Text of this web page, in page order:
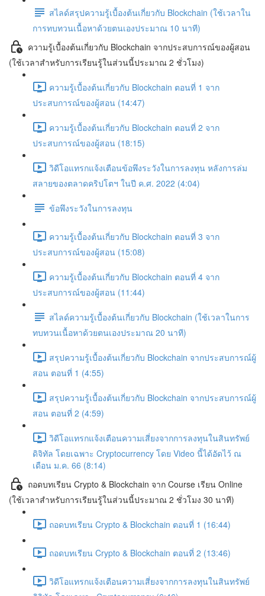
สไลด์สรุปความรู้เบื้องต้นเกี่ยวกับ Blockchain (ใช้เวลาใน
การทบทวนเนื้อหาด้วยตนเองประมาณ 10 นาที)
ความรู้เบื้องต้นเกี่ยวกับ Blockchain จากประสบการณ์ของผู้สอน
(ใช้เวลาสำหรับการเรียนรู้ในส่วนนี้ประมาณ 2 ชั่วโมง)
ความรู้เบื้องต้นเกี่ยวกับ Blockchain ตอนที่ 1 จาก
ประสบการณ์ของผู้สอน (14:47)
ความรู้เบื้องต้นเกี่ยวกับ Blockchain ตอนที่ 2 จาก
ประสบการณ์ของผู้สอน (18:15)
วิดีโอแทรกแจ้งเตือนข้อพึงระวังในการลงทุน หลังการล่ม
สลายของตลาดคริปโตฯ ในปี ค.ศ. 2022 (4:04)
ข้อพึงระวังในการลงทุน
ความรู้เบื้องต้นเกี่ยวกับ Blockchain ตอนที่ 3 จาก
ประสบการณ์ของผู้สอน (15:08)
ความรู้เบื้องต้นเกี่ยวกับ Blockchain ตอนที่ 4 จาก
ประสบการณ์ของผู้สอน (11:44)
สไลด์ความรู้เบื้องต้นเกี่ยวกับ Blockchain (ใช้เวลาในการ
ทบทวนเนื้อหาด้วยตนเองประมาณ 20 นาที)
สรุปความรู้เบื้องต้นเกี่ยวกับ Blockchain จากประสบการณ์ผู้
สอน ตอนที่ 1 (4:55)
สรุปความรู้เบื้องต้นเกี่ยวกับ Blockchain จากประสบการณ์ผู้
สอน ตอนที่ 2 (4:59)
วิดีโอแทรกแจ้งเตือนความเสี่ยงจากการลงทุนในสินทรัพย์
ดิจิทัล โดยเฉพาะ Cryptocurrency โดย Video นี้ได้อัดไว้ ณ
เดือน ม.ค. 66 (8:14)
ถอดบทเรียน Crypto & Blockchain จาก Course เรียน Online
(ใช้เวลาสำหรับการเรียนรู้ในส่วนนี้ประมาณ 2 ชั่วโมง 30 นาที)
ถอดบทเรียน Crypto & Blockchain ตอนที่ 1 (16:44)
ถอดบทเรียน Crypto & Blockchain ตอนที่ 2 (13:46)
วิดีโอแทรกแจ้งเตือนความเสี่ยงจากการลงทุนในสินทรัพย์